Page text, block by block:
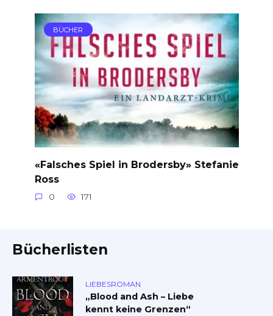
BÜCHER
«Falsches Spiel in Brodersby» Stefanie
Ross
0 171
Bücherlisten
LIEBESROMAN
„Blood and Ash – Liebe
kennt keine Grenzen“